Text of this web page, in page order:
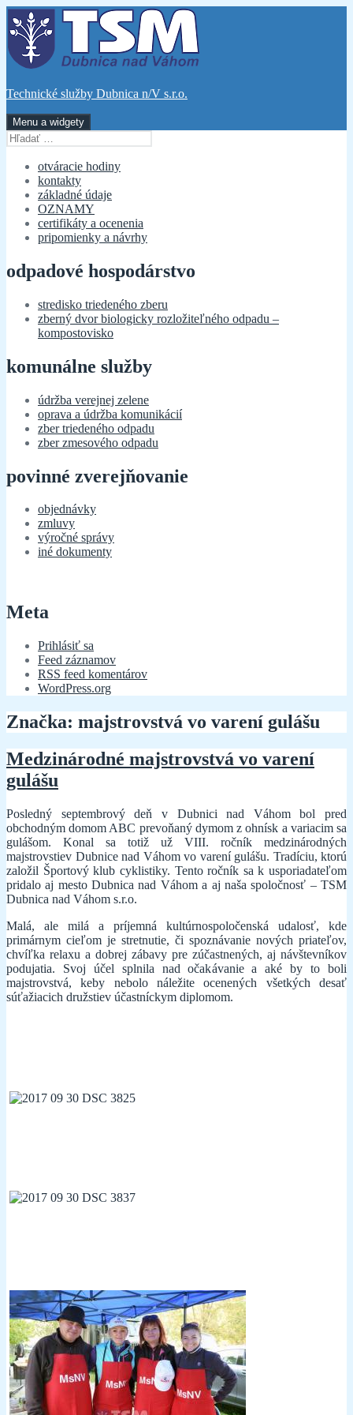
Preskočiť
na
obsah
Technické služby Dubnica n/V s.r.o.
Menu a widgety
Hľadať:
otváracie hodiny
kontakty
základné údaje
OZNAMY
certifikáty a ocenenia
pripomienky a návrhy
odpadové hospodárstvo
stredisko triedeného zberu
zberný dvor biologicky rozložiteľného odpadu –
kompostovisko
komunálne služby
údržba verejnej zelene
oprava a údržba komunikácií
zber triedeného odpadu
zber zmesového odpadu
povinné zverejňovanie
objednávky
zmluvy
výročné správy
iné dokumenty
Meta
Prihlásiť sa
Feed záznamov
RSS feed komentárov
WordPress.org
Značka: majstrovstvá vo varení gulášu
Medzinárodné majstrovstvá vo varení
gulášu
Posledný septembrový deň v Dubnici nad Váhom bol pred
obchodným domom ABC prevoňaný dymom z ohnísk a variacim sa
gulášom. Konal sa totiž už VIII. ročník medzinárodných
majstrovstiev Dubnice nad Váhom vo varení gulášu. Tradíciu, ktorú
založil Športový klub cyklistiky. Tento ročník sa k usporiadateľom
pridalo aj mesto Dubnica nad Váhom a aj naša spoločnosť – TSM
Dubnica nad Váhom s.r.o.
Malá, ale milá a príjemná kultúrnospoločenská udalosť, kde
primárnym cieľom je stretnutie, či spoznávanie nových priateľov,
chvíľka relaxu a dobrej zábavy pre zúčastnených, aj návštevníkov
podujatia. Svoj účel splnila nad očakávanie a aké by to boli
majstrovstvá, keby nebolo náležite ocenených všetkých desať
súťažiacich družstiev účastníckym diplomom.